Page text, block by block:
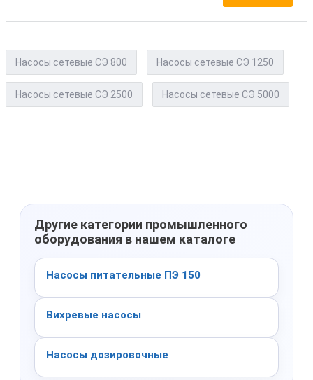
Насосы сетевые СЭ 800 Насосы сетевые СЭ 1250
Насосы сетевые СЭ 2500 Насосы сетевые СЭ 5000
Другие категории промышленного
оборудования в нашем каталоге
Насосы питательные ПЭ 150
Вихревые насосы
Насосы дозировочные